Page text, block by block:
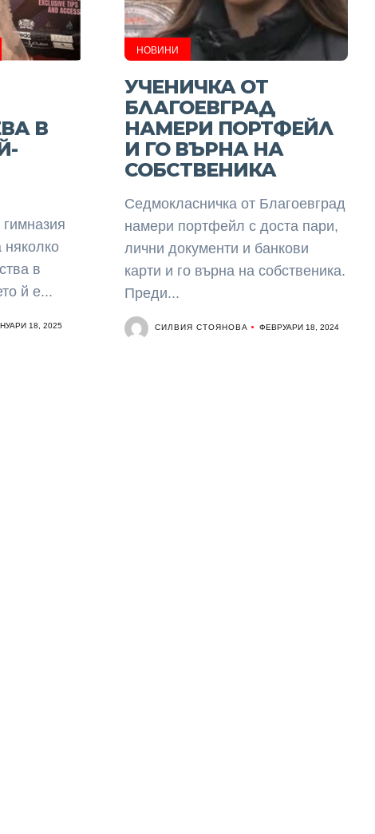
В
няколко
в
й е...
18, 2025
НОВИНИ
УЧЕНИЧКА ОТ
БЛАГОЕВГРАД
НАМЕРИ ПОРТФЕЙЛ
И ГО ВЪРНА НА
СОБСТВЕНИКА
Седмокласничка от Благоевград
намери портфейл с доста пари,
лични документи и банкови
карти и го върна на собственика.
Преди...
СИЛВИЯ СТОЯНОВА ФЕВРУАРИ 18, 2024